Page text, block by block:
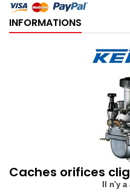
INFORMATIONS
Caches orifices
Il n'y